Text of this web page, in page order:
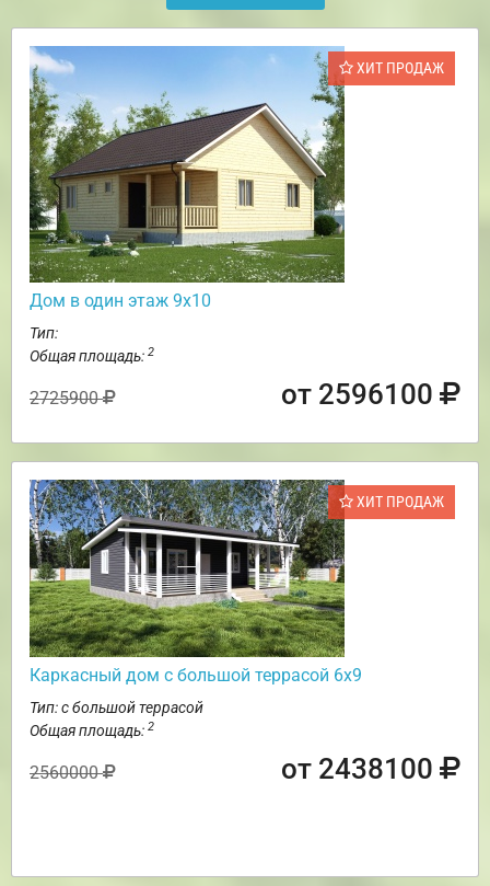
ХИТ ПРОДАЖ
Дом в один этаж 9х10
Тип:
Общая площадь: 2
2725900 от 2596100
ХИТ ПРОДАЖ
Каркасный дом с большой террасой 6х9
Тип: с большой террасой
Общая площадь: 2
2560000 от 2438100